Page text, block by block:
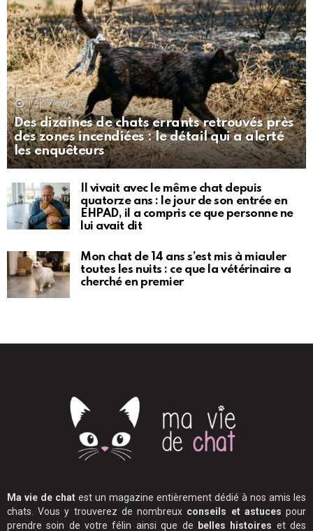
1.4k Views
Des dizaines de chats errants retrouvés près
des zones incendiées : le détail qui a alerté
les enquêteurs
Il vivait avec le même chat depuis
quatorze ans : le jour de son entrée en
EHPAD, il a compris ce que personne ne
lui avait dit
Mon chat de 14 ans s’est mis à miauler
toutes les nuits : ce que la vétérinaire a
cherché en premier
Ma vie de chat est un magazine entièrement dédié à nos amis les
chats. Vous y trouverez de nombreux conseils et astuces pour
prendre soin de votre félin ainsi que de belles histoires et des